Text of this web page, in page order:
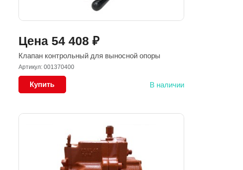
Цена 54 408 ₽
Клапан контрольный для выносной опоры
Артикул: 001370400
Купить В наличии